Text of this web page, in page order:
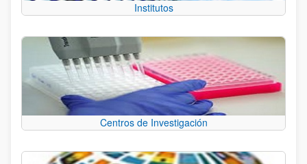
Institutos
Centros de Investigación